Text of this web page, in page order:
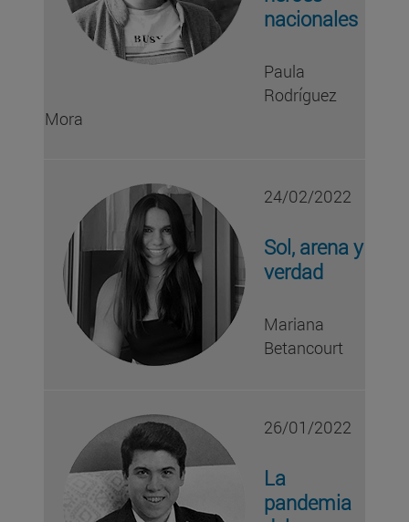
nacionales
Paula
Rodríguez
Mora
24/02/2022
Sol, arena y
verdad
Mariana
Betancourt
26/01/2022
La
pandemia